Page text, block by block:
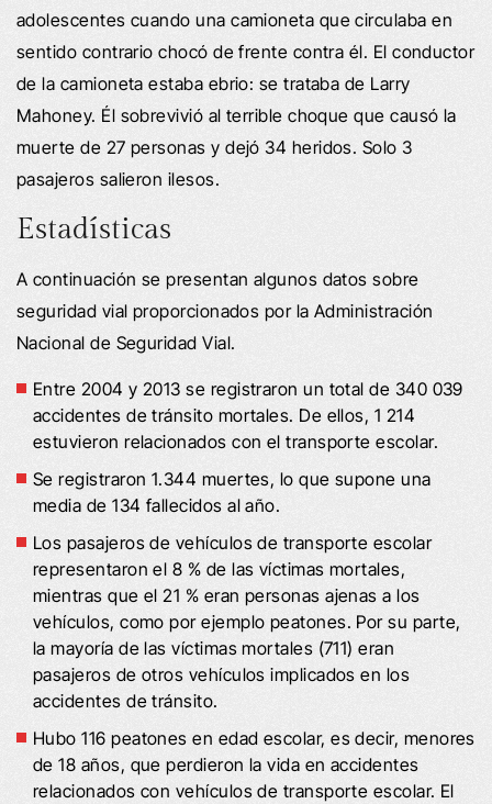
adolescentes cuando una camioneta que circulaba en
sentido contrario chocó de frente contra él. El conductor
de la camioneta estaba ebrio: se trataba de Larry
Mahoney. Él sobrevivió al terrible choque que causó la
muerte de 27 personas y dejó 34 heridos. Solo 3
pasajeros salieron ilesos.
Estadísticas
A continuación se presentan algunos datos sobre
seguridad vial proporcionados por la Administración
Nacional de Seguridad Vial.
Entre 2004 y 2013 se registraron un total de 340 039
accidentes de tránsito mortales. De ellos, 1 214
estuvieron relacionados con el transporte escolar.
Se registraron 1.344 muertes, lo que supone una
media de 134 fallecidos al año.
Los pasajeros de vehículos de transporte escolar
representaron el 8 % de las víctimas mortales,
mientras que el 21 % eran personas ajenas a los
vehículos, como por ejemplo peatones. Por su parte,
la mayoría de las víctimas mortales (711) eran
pasajeros de otros vehículos implicados en los
accidentes de tránsito.
Hubo 116 peatones en edad escolar, es decir, menores
de 18 años, que perdieron la vida en accidentes
relacionados con vehículos de transporte escolar. El